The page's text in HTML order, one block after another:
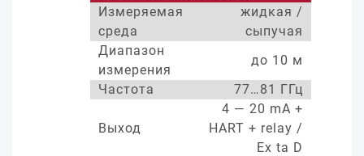
Измеряемая
среда
жидкая /
сыпучая
Диапазон
измерения
до 10 м
Частота
77…81 ГГц
Выход
4 — 20 mA +
HART + relay /
Ex ta D